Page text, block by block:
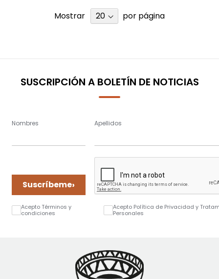
Mostrar por página
SUSCRIPCIÓN A BOLETÍN DE NOTICIAS
Nombres Apellidos
Suscríbeme›
Acepto Términos y
condiciones
Acepto Política de Privacidad y
Personales